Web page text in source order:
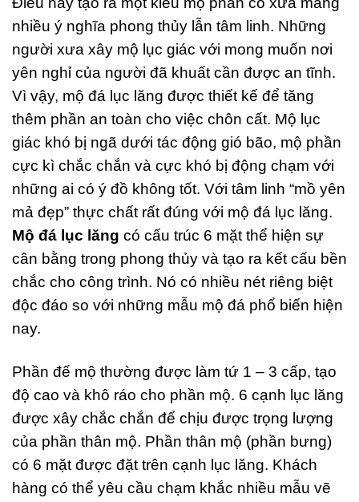
nhiều ý nghĩa phong thủy lẫn tâm linh. Những
người xưa xây mộ lục giác với mong muốn nơi
yên nghỉ của người đã khuất cần được an tĩnh.
Vì vậy, mộ đá lục lăng được thiết kế để tăng
thêm phần an toàn cho việc chôn cất. Mộ lục
giác khó bị ngã dưới tác động gió bão, mộ phần
cực kì chắc chắn và cực khó bị động chạm với
những ai có ý đồ không tốt. Với tâm linh “mồ yên
mả đẹp” thực chất rất đúng với mộ đá lục lăng.
Mộ đá lục lăng có cấu trúc 6 mặt thể hiện sự
cân bằng trong phong thủy và tạo ra kết cấu bền
chắc cho công trình. Nó có nhiều nét riêng biệt
độc đáo so với những mẫu mộ đá phổ biến hiện
nay.
Phần đế mộ thường được làm tứ 1 – 3 cấp, tạo
độ cao và khô ráo cho phần mộ. 6 cạnh lục lăng
được xây chắc chắn để chịu được trọng lượng
của phần thân mộ. Phần thân mộ (phần bưng)
có 6 mặt được đặt trên cạnh lục lăng. Khách
hàng có thể yêu cầu chạm khắc nhiều mẫu vẽ